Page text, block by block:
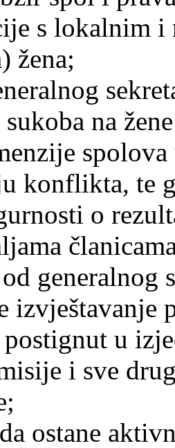
s lokalnim i
žena;
sukoba na
konflikta, te
o
generalnog
izvještavanje
postignut u
i sve
ostane